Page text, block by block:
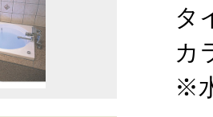
タ
カ
※